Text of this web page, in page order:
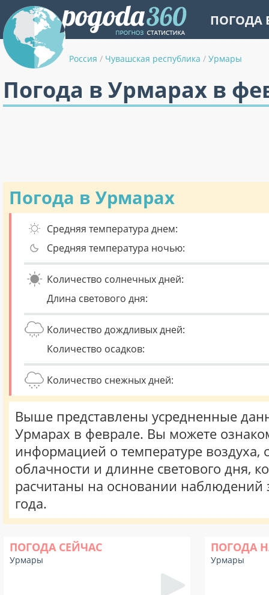
ПОГОДА
Россия / Чувашская республика / Урмары
Погода в Урмарах в
Погода в Урмарах
Средняя температура днем:
Средняя температура ночью:
Количество солнечных дней:
Длина светового дня:
Количество дождливых дней:
Количество осадков:
Количество снежных дней:
Выше представлены усредненные
Урмарах в феврале. Вы можете
информацией о температуре воздуха,
облачности и длинне светового дня,
расчитаны на основании наблюдений
года.
ПОГОДА СЕЙЧАС
Урмары
ПОГОДА
Урмары